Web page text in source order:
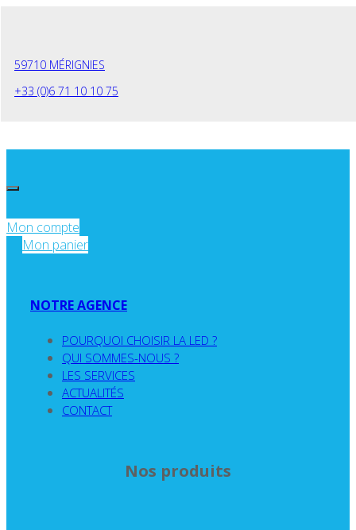
59710 MÉRIGNIES
+33 (0)6 71 10 10 75
Mon compte
Mon panier
NOTRE AGENCE
POURQUOI CHOISIR LA LED ?
QUI SOMMES-NOUS ?
LES SERVICES
ACTUALITÉS
CONTACT
Nos produits